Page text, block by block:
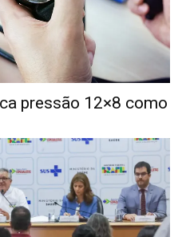
pressão 12×8 como